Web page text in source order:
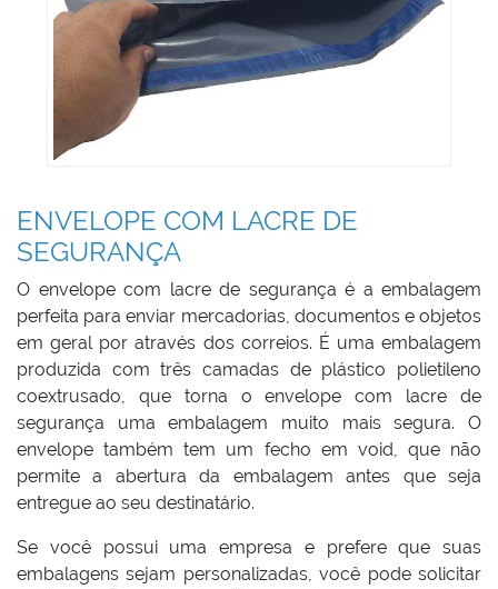
ENVELOPE COM LACRE DE
SEGURANÇA
O envelope com lacre de segurança é a embalagem
perfeita para enviar mercadorias, documentos e objetos
em geral por através dos correios. É uma embalagem
produzida com três camadas de plástico polietileno
coextrusado, que torna o envelope com lacre de
segurança uma embalagem muito mais segura. O
envelope também tem um fecho em void, que não
permite a abertura da embalagem antes que seja
entregue ao seu destinatário.
Se você possui uma empresa e prefere que suas
embalagens sejam personalizadas, você pode solicitar